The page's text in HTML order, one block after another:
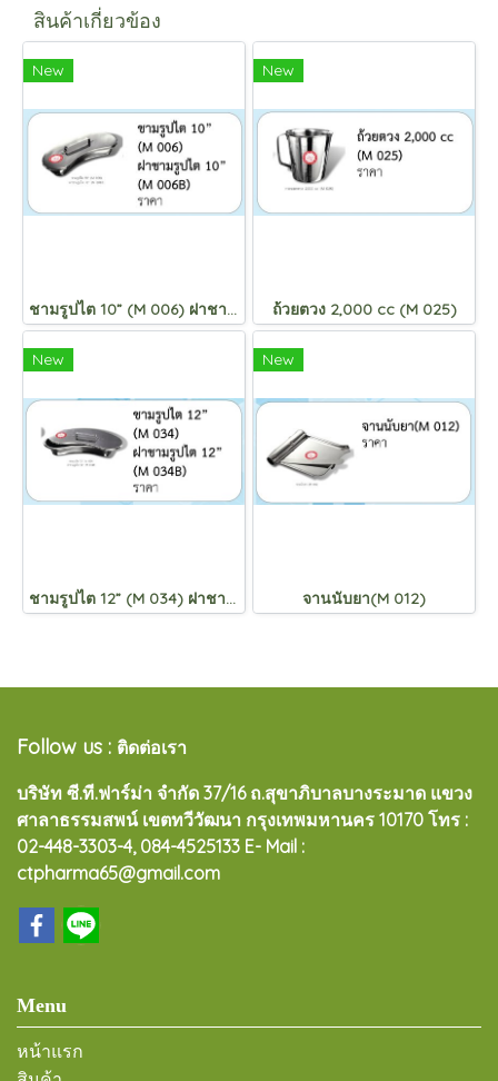
สินค้าเกี่ยวข้อง
New
ชามรูปไต 10” (M 006) ฝาชามรูปไต 10” (M 006B)
New
ถ้วยตวง 2,000 cc (M 025)
New
ชามรูปไต 12” (M 034) ฝาชามรูปไต 12” (M 034B)
New
จานนับยา(M 012)
Follow us : ติดต่อเรา
บริษัท ซี.ที.ฟาร์ม่า จำกัด 37/16 ถ.สุขาภิบาลบางระมาด แขวง
ศาลาธรรมสพน์ เขตทวีวัฒนา กรุงเทพมหานคร 10170 โทร :
02-448-3303-4, 084-4525133 E- Mail :
ctpharma65@gmail.com
Menu
หน้าแรก